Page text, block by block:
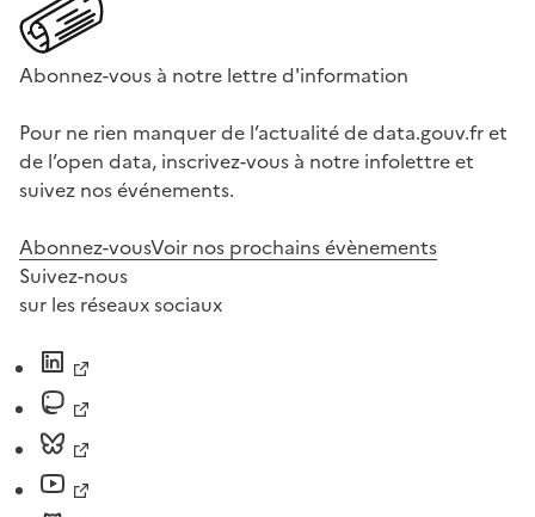
Abonnez-vous à notre lettre d'information
Pour ne rien manquer de l’actualité de data.gouv.fr et
de l’open data, inscrivez-vous à notre infolettre et
suivez nos événements.
Abonnez-vousVoir nos prochains évènements
Suivez-nous
sur les réseaux sociaux